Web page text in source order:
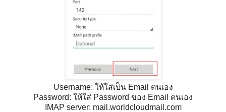
Username: ให้ใส่เป็น Email ตนเอง
Password: ให้ใส่ Password ของ Email ตนเอง
IMAP server: mail.worldcloudmail.com